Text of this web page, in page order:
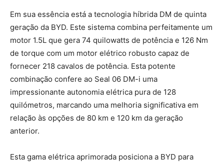
Em sua essência está a tecnologia híbrida DM de quinta
geração da BYD. Este sistema combina perfeitamente um
motor 1.5L que gera 74 quilowatts de potência e 126 Nm
de torque com um motor elétrico robusto capaz de
fornecer 218 cavalos de potência. Esta potente
combinação confere ao Seal 06 DM-i uma
impressionante autonomia elétrica pura de 128
quilómetros, marcando uma melhoria significativa em
relação às opções de 80 km e 120 km da geração
anterior.
Esta gama elétrica aprimorada posiciona a BYD para